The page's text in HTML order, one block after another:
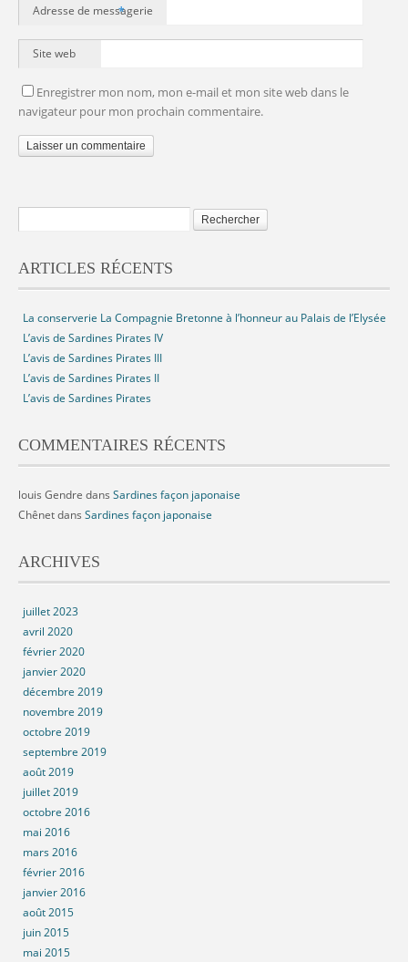
Adresse de messagerie
*
Site web
Enregistrer mon nom, mon e-mail et mon site web dans le
navigateur pour mon prochain commentaire.
ARTICLES RÉCENTS
La conserverie La Compagnie Bretonne à l’honneur au Palais de l’Elysée
L’avis de Sardines Pirates IV
L’avis de Sardines Pirates III
L’avis de Sardines Pirates II
L’avis de Sardines Pirates
COMMENTAIRES RÉCENTS
louis Gendre dans Sardines façon japonaise
Chênetdans Sardines façon japonaise
ARCHIVES
juillet 2023
avril 2020
février 2020
janvier 2020
décembre 2019
novembre 2019
octobre 2019
septembre 2019
août 2019
juillet 2019
octobre 2016
mai 2016
mars 2016
février 2016
janvier 2016
août 2015
juin 2015
mai 2015